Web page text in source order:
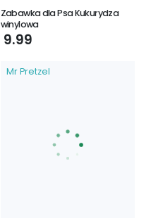
Zabawka dla Psa Kukurydza
winylowa
9.99
Mr Pretzel